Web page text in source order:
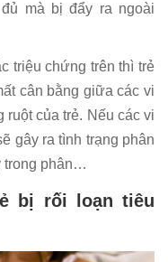
mà bị đẩy ra ngoài
triệu chứng trên thì trẻ
cân bằng giữa các vi
của trẻ. Nếu các vi
gây ra tình trạng phân
trong phân…
bị rối loạn tiêu